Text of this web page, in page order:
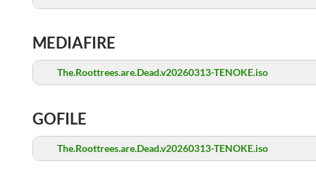
MEDIAFIRE
The.Roottrees.are.Dead.v20260313-TENOKE.iso
GOFILE
The.Roottrees.are.Dead.v20260313-TENOKE.iso